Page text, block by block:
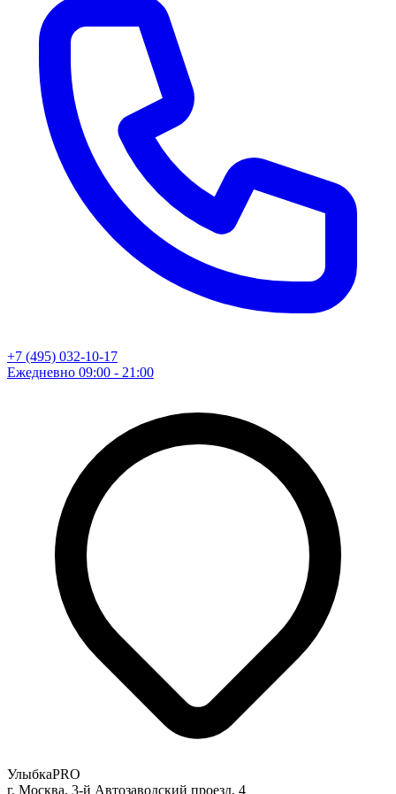
+7 (495) 032-10-17
Ежедневно 09:00 - 21:00
УлыбкаPRO
г. Москва, 3-й Автозаводский проезд, 4